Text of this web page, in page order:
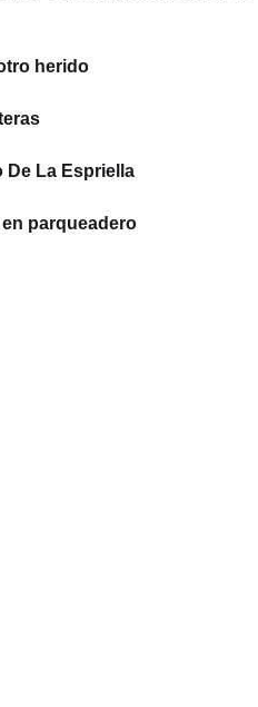
herido
De La Espriella
parqueadero